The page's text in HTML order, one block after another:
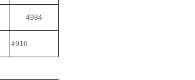
4984
4916